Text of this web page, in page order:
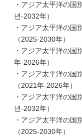
・アジア太平洋の国
년-2032年）
・アジア太平洋の国
（2025-2030年）
・アジア太平洋の国
年-2026年）
・アジア太平洋の国
（2021年-2026年）
・アジア太平洋の国
년-2032年）
・アジア太平洋の国
（2025-2030年）